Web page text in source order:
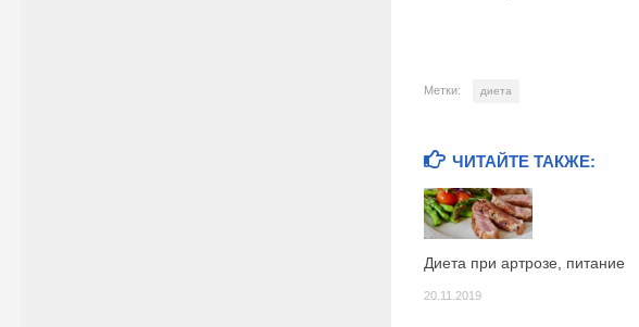
Метки: диета
ЧИТАЙТЕ ТАКЖЕ:
Диета при артрозе, питание
20.11.2019